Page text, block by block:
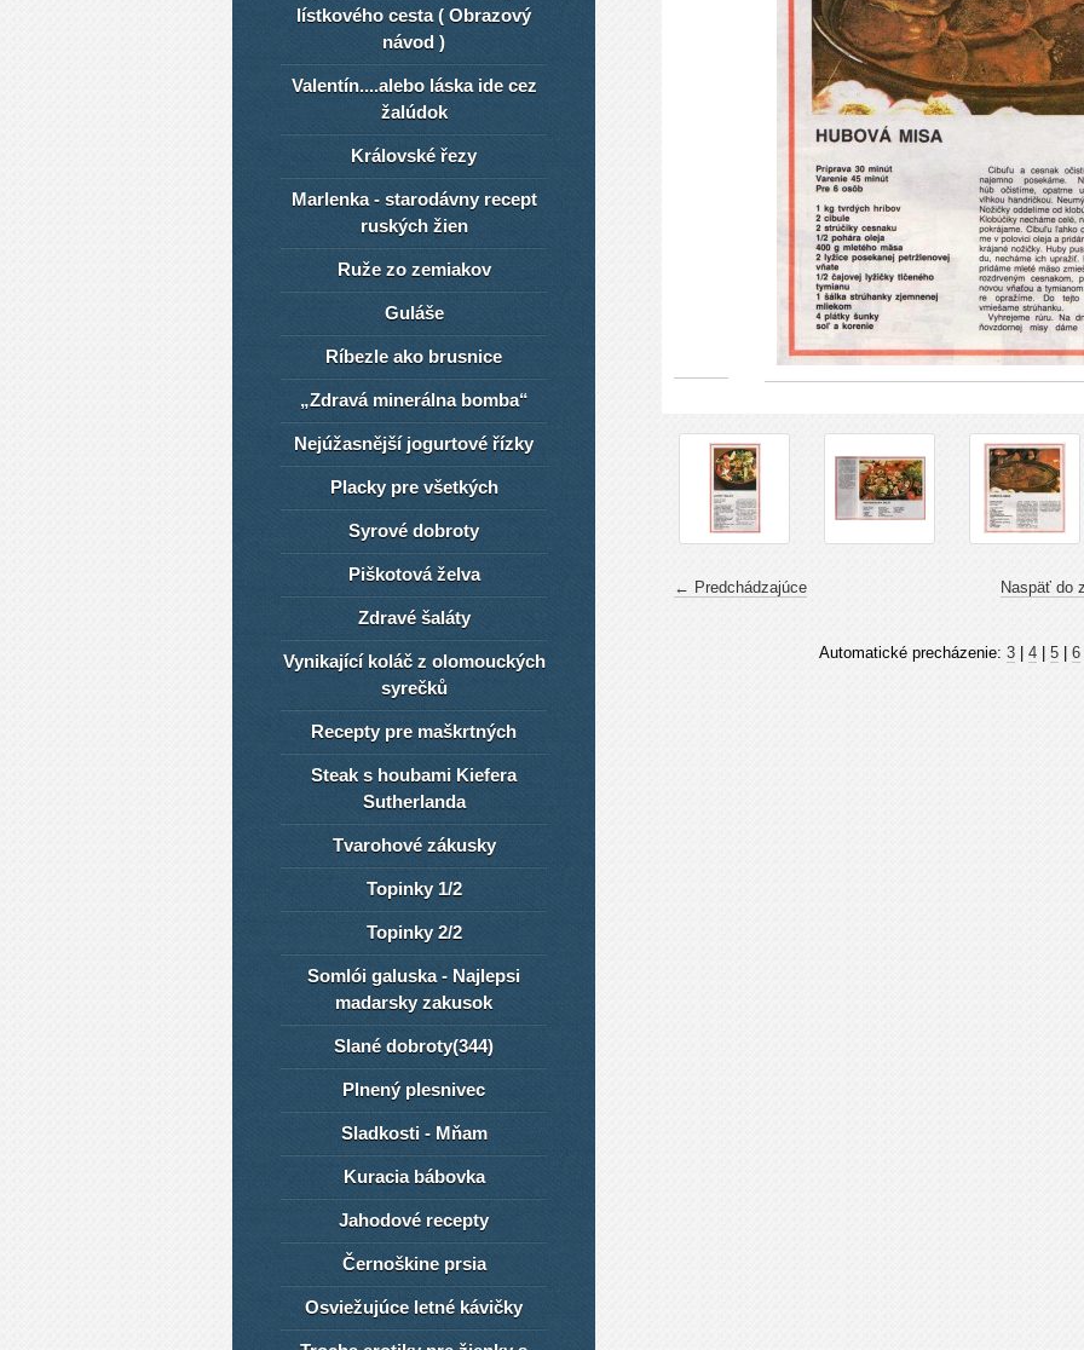
← Predchádzajúce Naspäť do
Automatické precházenie: 3 4 5 6
lístkového cesta ( Obrazový
návod )
Valentín....alebo láska ide cez
žalúdok
Královské řezy
Marlenka - starodávny recept
ruských žien
Ruže zo zemiakov
Guláše
Ríbezle ako brusnice
„Zdravá minerálna bomba“
Nejúžasnější jogurtové řízky
Placky pre všetkých
Syrové dobroty
Piškotová želva
Zdravé šaláty
Vynikající koláč z olomouckých
syrečků
Recepty pre maškrtných
Steak s houbami Kiefera
Sutherlanda
Tvarohové zákusky
Topinky 1/2
Topinky 2/2
Somlói galuska - Najlepsi
madarsky zakusok
Slané dobroty(344)
Plnený plesnivec
Sladkosti - Mňam
Kuracia bábovka
Jahodové recepty
Černoškine prsia
Osviežujúce letné kávičky